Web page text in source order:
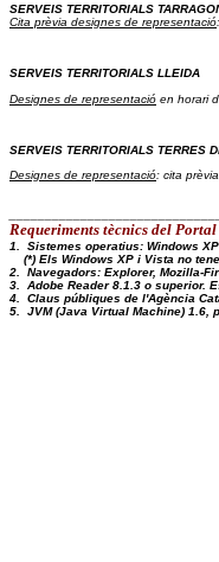
SERVEIS TERRITORIALS
Cita prèvia designes de representació
SERVEIS TERRITORIALS LLEIDA
Designes de representació en horari
SERVEIS TERRITORIALS TERRES
Designes de representació: cita
Requeriments tècnics del Portal
1.  Sistemes operatius: Windows
(*) Els Windows XP i Vista no
2.  Navegadors: Explorer, Mozilla-
3.  Adobe Reader 8.1.3 o superior.
4.  Claus públiques de l'Agència
5.  JVM (Java Virtual Machine)